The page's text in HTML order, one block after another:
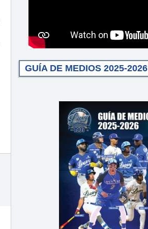
GUÍA DE MEDIOS 2025-2026